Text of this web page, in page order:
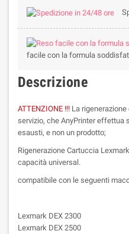
facile con la formula
Descrizione
ATTENZIONE !!! La
servizio, che AnyPrinter effettua
esausti, e non un prodotto;
Rigenerazione Cartuccia
capacità universal.
compatibile con le seguenti
Lexmark DEX 2300
Lexmark DEX 2500